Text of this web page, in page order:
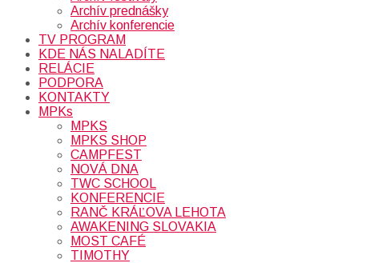
Archív prednášky
Archív konferencie
TV PROGRAM
KDE NÁS NALADÍTE
RELÁCIE
PODPORA
KONTAKTY
MPKs
MPKS
MPKS SHOP
CAMPFEST
NOVÁ DNA
TWC SCHOOL
KONFERENCIE
RANČ KRÁĽOVA LEHOTA
AWAKENING SLOVAKIA
MOST CAFÉ
TIMOTHY